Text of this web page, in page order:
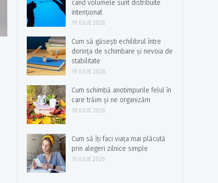
când volumele sunt distribuite
intenționat
19 IULIE 2026
Cum să găsești echilibrul între
dorința de schimbare și nevoia de
stabilitate
19 IULIE 2026
Cum schimbă anotimpurile felul în
care trăim și ne organizăm
18 IULIE 2026
Cum să îți faci viața mai plăcută
prin alegeri zilnice simple
16 IULIE 2026